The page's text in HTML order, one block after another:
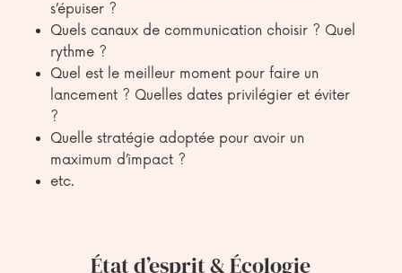
s’épuiser ?
Quels canaux de communication choisir ? Quel
rythme ?
Quel est le meilleur moment pour faire un
lancement ? Quelles dates privilégier et éviter
?
Quelle stratégie adoptée pour avoir un
maximum d’impact ?
etc.
État d’esprit & Écologie